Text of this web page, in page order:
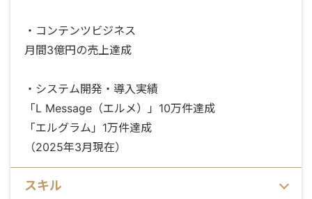
・コンテンツビジネス
月間3億円の売上達成
・システム開発・導入実績
「L Message（エルメ）」10万件達成
「エルグラム」1万件達成
（2025年3月現在）
スキル